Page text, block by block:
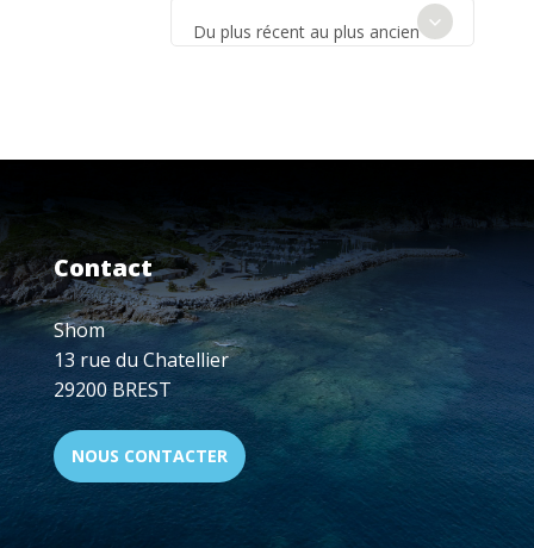
Du plus récent au plus ancien
Contact
Shom
13 rue du Chatellier
29200 BREST
NOUS CONTACTER